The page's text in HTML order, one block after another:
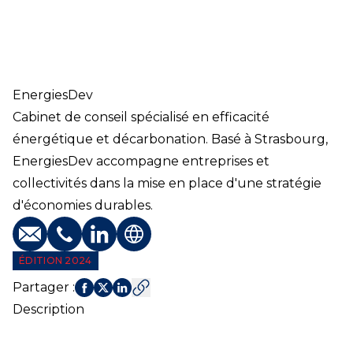
EnergiesDev
Cabinet de conseil spécialisé en efficacité
énergétique et décarbonation. Basé à Strasbourg,
EnergiesDev accompagne entreprises et
collectivités dans la mise en place d'une stratégie
d'économies durables.
E-mailTéléphoneProfil LinkedIn
Site web
ÉDITION 2024
Partager :
Description